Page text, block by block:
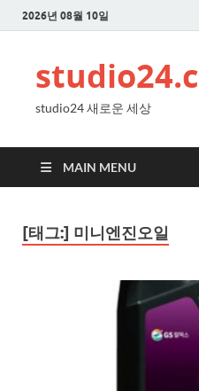
2026년 08월 10일
studio24 새로운 세상
MAIN MENU
[태그:] 미니엔진오일